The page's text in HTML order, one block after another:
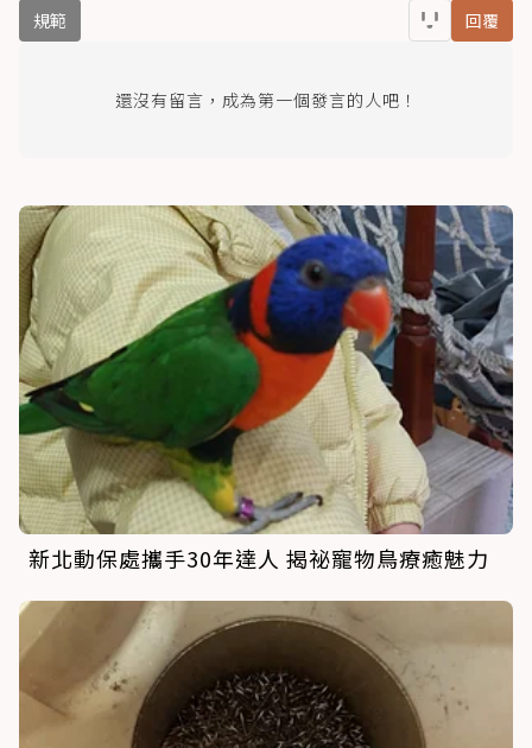
規範 回覆
還沒有留言，成為第一個發言的人吧！
新北動保處攜手30年達人 揭祕寵物鳥療癒魅力